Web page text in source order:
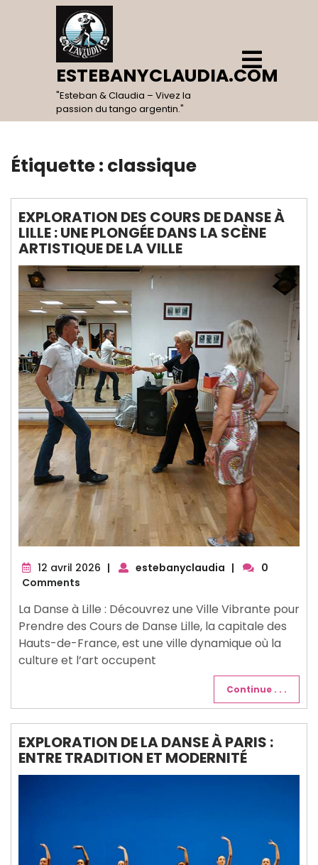
ESTEBANYCLAUDIA.COM
"Esteban & Claudia – Vivez la
passion du tango argentin."
Open
Menu
Étiquette : classique
EXPLORATION DES COURS DE DANSE À
LILLE : UNE PLONGÉE DANS LA SCÈNE
ARTISTIQUE DE LA VILLE
12 avril 2026 12| estebanyclaudia |
0
Comments
La Danse à Lille : Découvrez une Ville Vibrante pour
Prendre des Cours de Danse Lille, la capitale des
Hauts-de-France, est une ville dynamique où la
culture et l’art occupent
Continue . . .
EXPLORATION DE LA DANSE À PARIS :
ENTRE TRADITION ET MODERNITÉ